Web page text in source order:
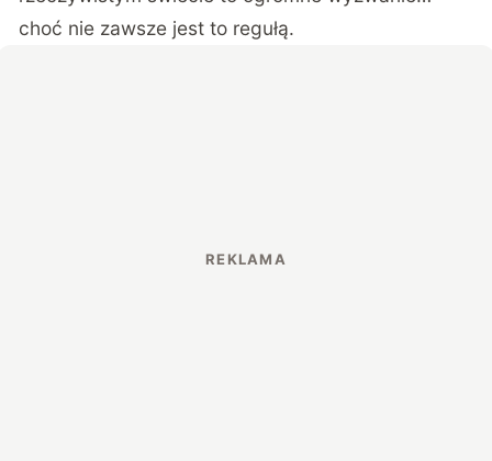
choć nie zawsze jest to regułą.